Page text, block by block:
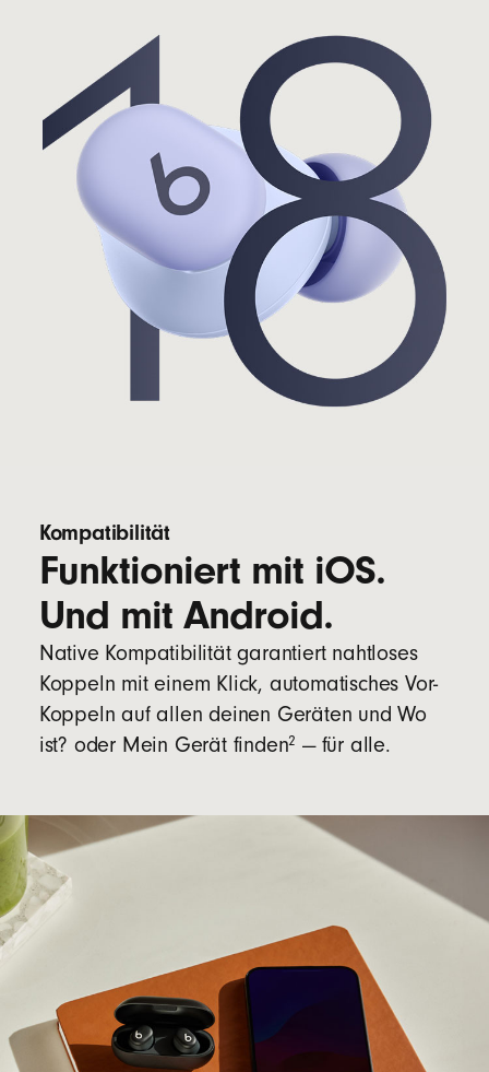
Kompatibilität
Funktioniert mit iOS.
Und mit Android.
Native Kompatibilität garantiert nahtloses
Koppeln mit einem Klick, automatisches Vor-
Koppeln auf allen deinen Geräten und Wo
ist? oder Mein Gerät finden2 — für alle.